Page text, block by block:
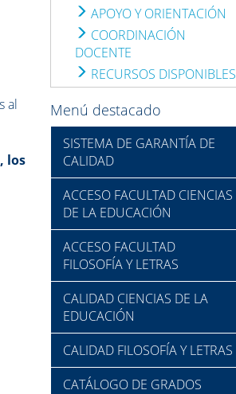
al
los
APOYO Y ORIENTACIÓN
COORDINACIÓN
DOCENTE
RECURSOS DISPONIBLES
Menú destacado
SISTEMA DE GARANTÍA DE
CALIDAD
ACCESO FACULTAD CIENCIAS
DE LA EDUCACIÓN
ACCESO FACULTAD
FILOSOFÍA Y LETRAS
CALIDAD CIENCIAS DE LA
EDUCACIÓN
CALIDAD FILOSOFÍA Y LETRAS
CATÁLOGO DE GRADOS